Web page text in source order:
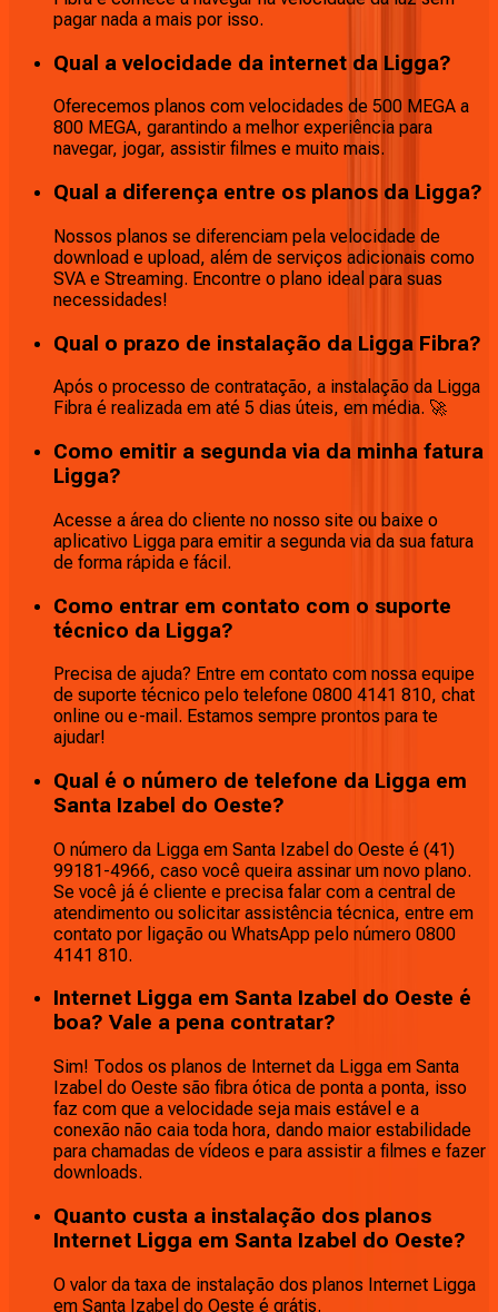
pagar nada a mais por isso.
Qual a velocidade da internet da Ligga?
Oferecemos planos com velocidades de 500 MEGA a
800 MEGA, garantindo a melhor experiência para
navegar, jogar, assistir filmes e muito mais.
Qual a diferença entre os planos da Ligga?
Nossos planos se diferenciam pela velocidade de
download e upload, além de serviços adicionais como
SVA e Streaming. Encontre o plano ideal para suas
necessidades!
Qual o prazo de instalação da Ligga Fibra?
Após o processo de contratação, a instalação da Ligga
Fibra é realizada em até 5 dias úteis, em média. 🚀
Como emitir a segunda via da minha fatura
Ligga?
Acesse a área do cliente no nosso site ou baixe o
aplicativo Ligga para emitir a segunda via da sua fatura
de forma rápida e fácil.
Como entrar em contato com o suporte
técnico da Ligga?
Precisa de ajuda? Entre em contato com nossa equipe
de suporte técnico pelo telefone 0800 4141 810, chat
online ou e-mail. Estamos sempre prontos para te
ajudar!
Qual é o número de telefone da Ligga em
Santa Izabel do Oeste?
O número da Ligga em Santa Izabel do Oeste é (41)
99181-4966, caso você queira assinar um novo plano.
Se você já é cliente e precisa falar com a central de
atendimento ou solicitar assistência técnica, entre em
contato por ligação ou WhatsApp pelo número 0800
4141 810.
Internet Ligga em Santa Izabel do Oeste é
boa? Vale a pena contratar?
Sim! Todos os planos de Internet da Ligga em Santa
Izabel do Oeste são fibra ótica de ponta a ponta, isso
faz com que a velocidade seja mais estável e a
conexão não caia toda hora, dando maior estabilidade
para chamadas de vídeos e para assistir a filmes e fazer
downloads.
Quanto custa a instalação dos planos
Internet Ligga em Santa Izabel do Oeste?
O valor da taxa de instalação dos planos Internet Ligga
em Santa Izabel do Oeste é grátis.